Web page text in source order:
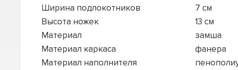
Ширина подлокотников
7 см
Высота ножек
13 см
Материал
замша
Материал каркаса
фанера
Материал наполнителя